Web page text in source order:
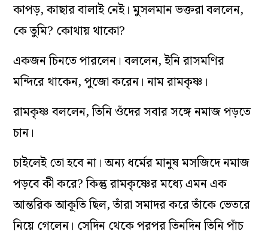
কাপড়, কাছার বালাই নেই। মুসলমান ভক্তরা বললেন,
কে তুমি? কোথায় থাকো?
একজন চিনতে পারলেন। বললেন, ইনি রাসমণির
মন্দিরে থাকেন, পুজো করেন। নাম রামকৃষ্ণ।
রামকৃষ্ণ বললেন, তিনি ওঁদের সবার সঙ্গে নমাজ পড়তে
চান।
চাইলেই তো হবে না। অন্য ধর্মের মানুষ মসজিদে নমাজ
পড়বে কী করে? কিন্তু রামকৃষ্ণের মধ্যে এমন এক
আন্তরিক আকূতি ছিল, তাঁরা সমাদর করে তাঁকে ভেতরে
নিয়ে গেলেন। সেদিন থেকে পরপর তিনদিন তিনি পাঁচ